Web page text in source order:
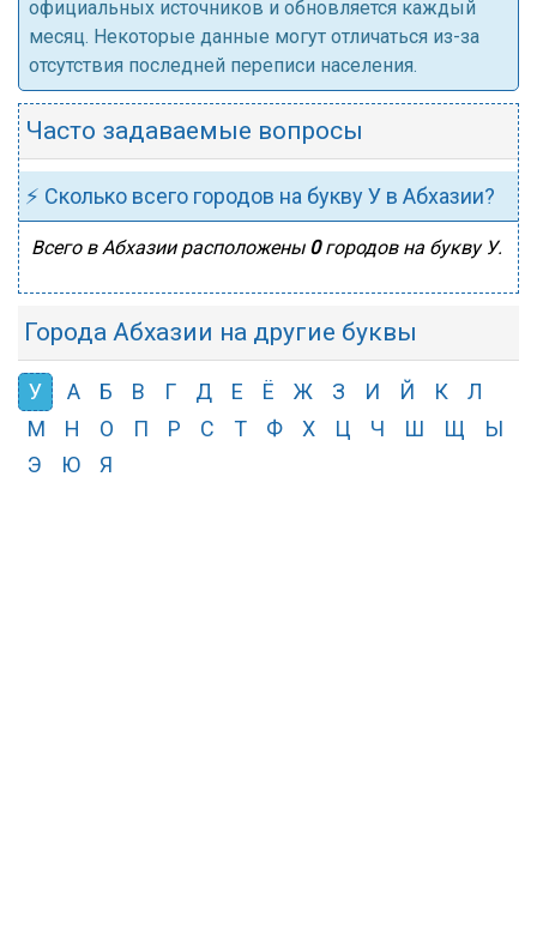
официальных источников и обновляется каждый
месяц. Некоторые данные могут отличаться из-за
отсутствия последней переписи населения.
Часто задаваемые вопросы
⚡ Сколько всего городов на букву У в Абхазии?
Всего в Абхазии расположены 0городов на букву У.
Города Абхазии на другие буквы
У А Б В Г Д Е Ё Ж З И Й К
Л
М
Н О П Р С Т Ф Х Ц Ч Ш Щ
Ы
Э
Ю Я